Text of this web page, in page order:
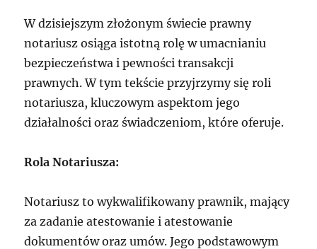
W dzisiejszym złożonym świecie prawny
notariusz osiąga istotną rolę w umacnianiu
bezpieczeństwa i pewności transakcji
prawnych. W tym tekście przyjrzymy się roli
notariusza, kluczowym aspektom jego
działalności oraz świadczeniom, które oferuje.
Rola Notariusza:
Notariusz to wykwalifikowany prawnik, mający
za zadanie atestowanie i atestowanie
dokumentów oraz umów. Jego podstawowym